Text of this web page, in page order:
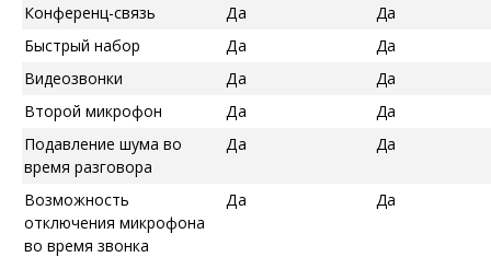
Конференц-связь
Да
Да
Быстрый набор
Да
Да
Видеозвонки
Да
Да
Второй микрофон
Да
Да
Подавление шума во
время разговора
Да Да
Возможность
отключения микрофона
во время звонка
Да Да